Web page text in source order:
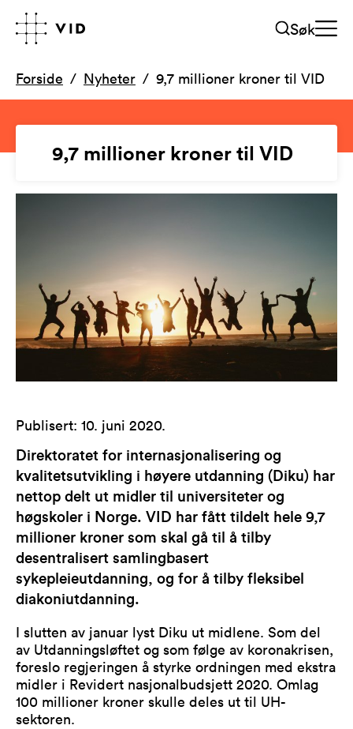
Søk
Forside Nyheter 9,7 millioner kroner til VID
9,7 millioner kroner til VID
Publisert: 10. juni 2020.
Direktoratet for internasjonalisering og
kvalitetsutvikling i høyere utdanning (Diku) har
nettop delt ut midler til universiteter og
høgskoler i Norge. VID har fått tildelt hele 9,7
millioner kroner som skal gå til å tilby
desentralisert samlingbasert
sykepleieutdanning, og for å tilby fleksibel
diakoniutdanning.
I slutten av januar lyst Diku ut midlene. Som del
av Utdanningsløftet og som følge av koronakrisen,
foreslo regjeringen å styrke ordningen med ekstra
midler i Revidert nasjonalbudsjett 2020. Omlag
100 millioner kroner skulle deles ut til UH-
sektoren.